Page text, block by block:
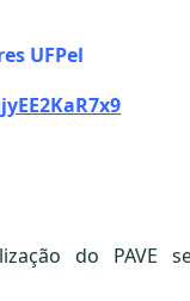
UFPel
do PAVE